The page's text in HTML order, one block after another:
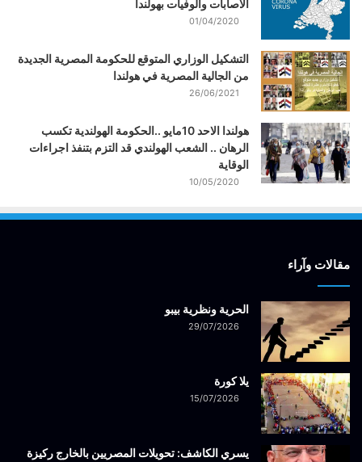
الاصابات والوفيات بهولندا
01/04/2020
التشكيل الوزاري المتوقع للحكومة المصرية الجديدة
من الجالية المصرية في هولندا
26/06/2021
هولندا الاحد 10مايو ..الحكومة الهولندية تكسب
الرهان .. الشعب الهولندي قد التزم بتنفذ اجراءات
الوقاية
10/05/2020
مقالات وآراء
الحرية ونظرية بيبو
29/07/2026
يلا كورة
15/07/2026
يسري الكاشف: تحويلات المصريين بالخارج ركيزة